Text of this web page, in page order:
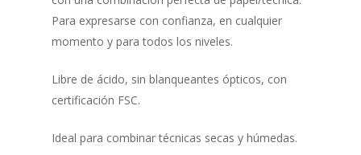
Para expresarse con confianza, en cualquier
momento y para todos los niveles.
Libre de ácido, sin blanqueantes ópticos, con
certificación FSC.
Ideal para combinar técnicas secas y húmedas.